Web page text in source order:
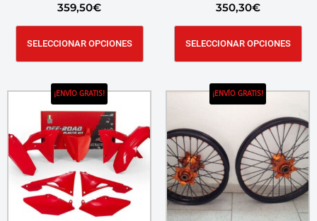
359,50€
SELECCIONAR OPCIONES
350,30€
SELECCIONAR OPCIONES
¡ENVÍO GRATIS! ¡ENVÍO GRATIS!